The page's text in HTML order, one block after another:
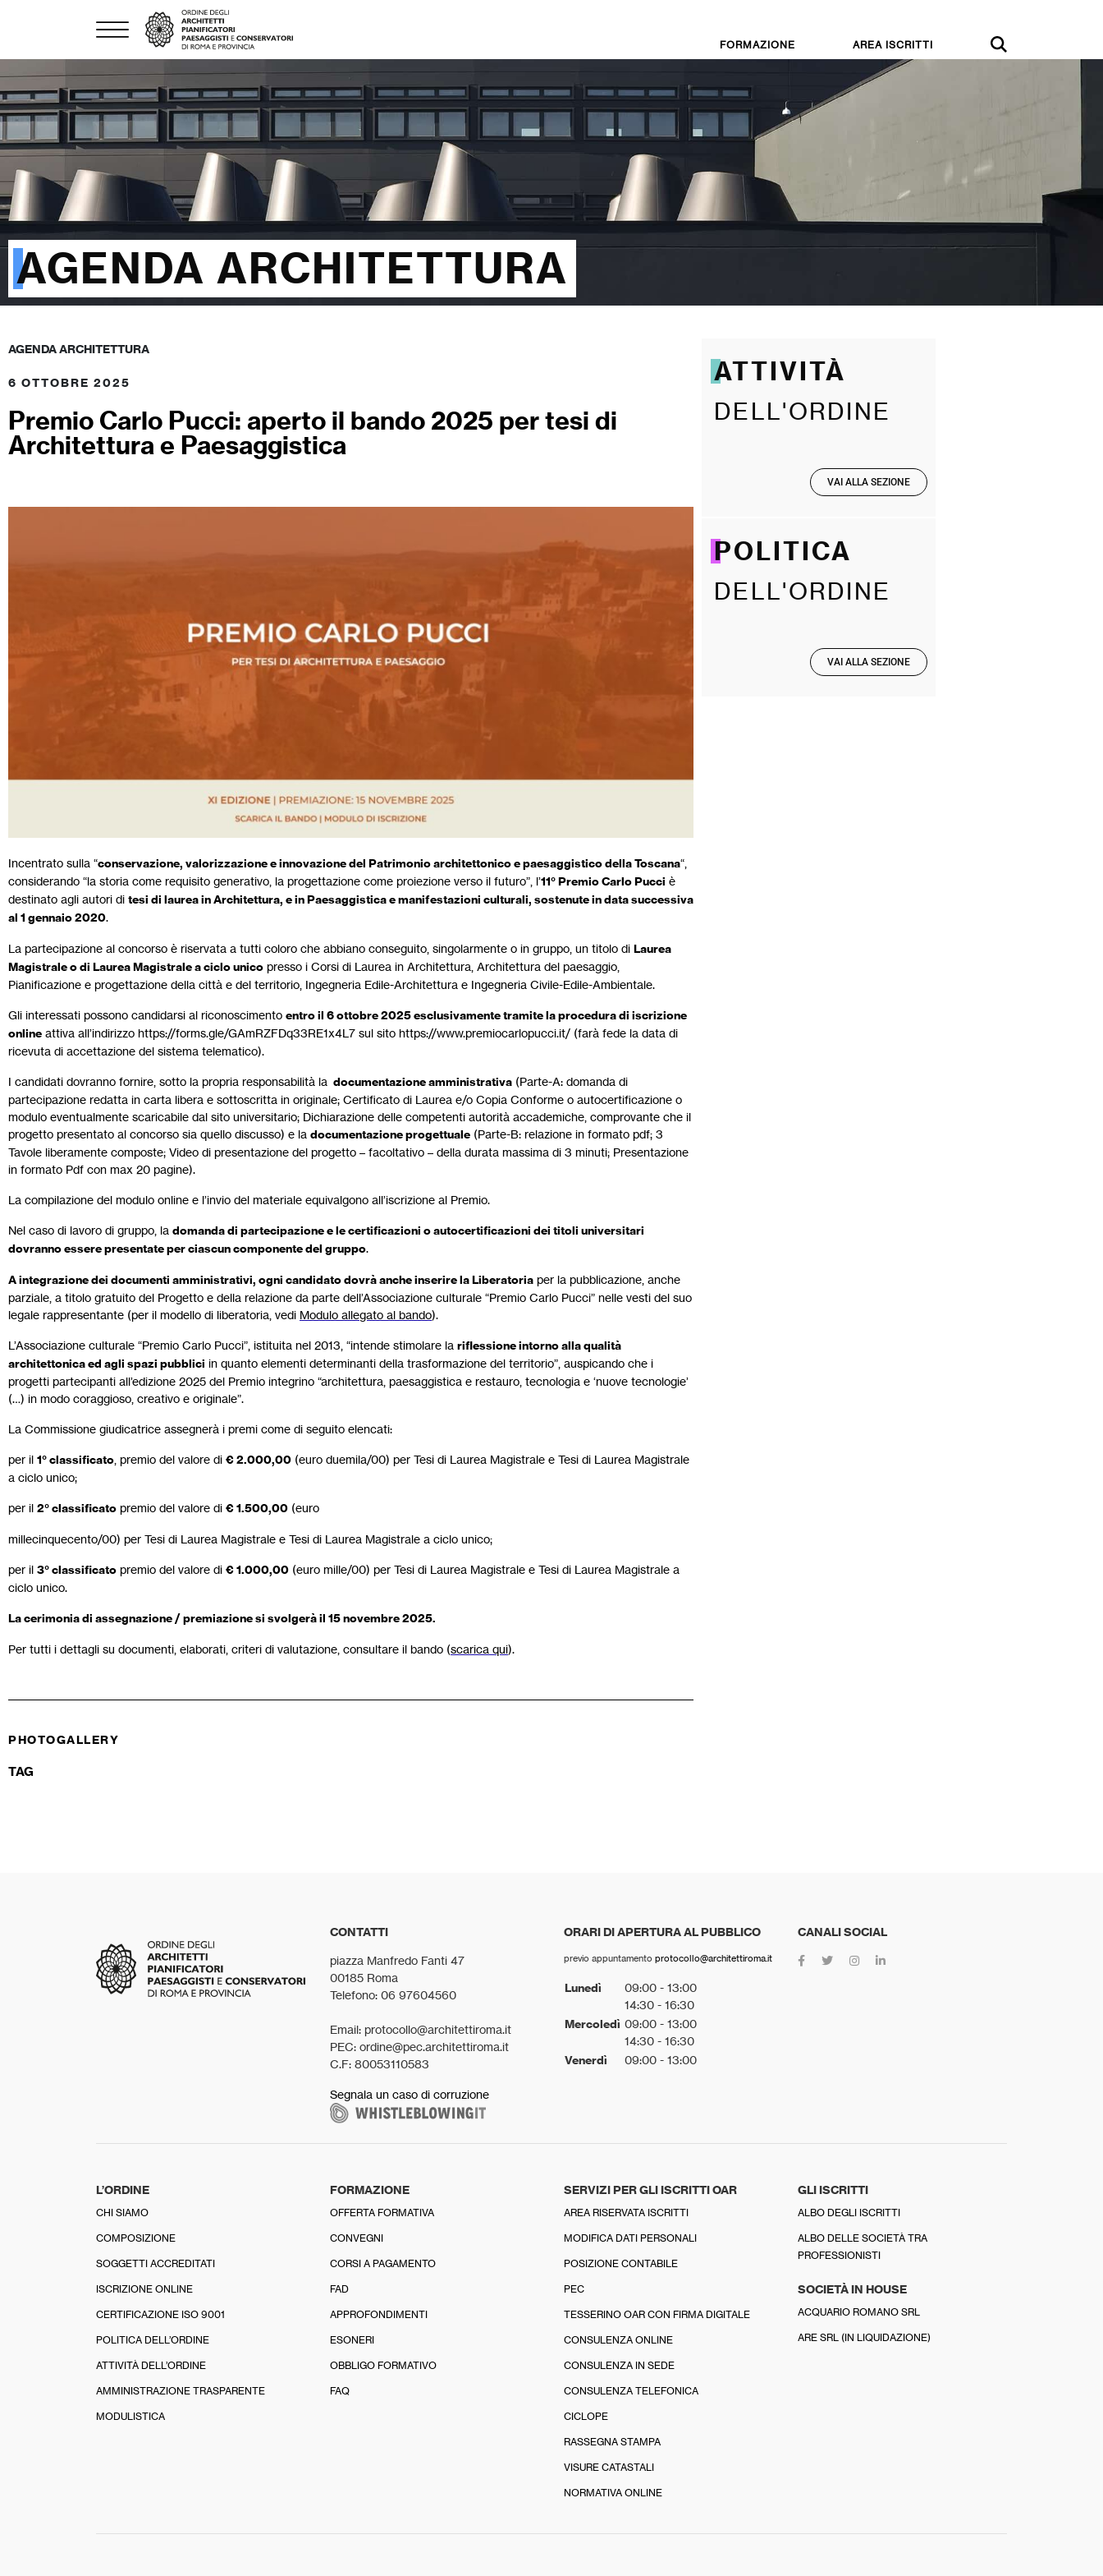
FORMAZIONE AREA ISCRITTI
AGENDA ARCHITETTURA
AGENDA ARCHITETTURA
6 OTTOBRE 2025
Premio Carlo Pucci: aperto il bando 2025 per tesi di
Architettura e Paesaggistica
Incentrato sulla “conservazione, valorizzazione e innovazione del Patrimonio architettonico e paesaggistico della Toscana“,
considerando “la storia come requisito generativo, la progettazione come proiezione verso il futuro”, l’11° Premio Carlo Pucci è
destinato agli autori di tesi di laurea in Architettura, e in Paesaggistica e manifestazioni culturali, sostenute in data successiva
al 1 gennaio 2020.
La partecipazione al concorso è riservata a tutti coloro che abbiano conseguito, singolarmente o in gruppo, un titolo di Laurea
Magistrale o di Laurea Magistrale a ciclo unico presso i Corsi di Laurea in Architettura, Architettura del paesaggio,
Pianificazione e progettazione della città e del territorio, Ingegneria Edile-Architettura e Ingegneria Civile-Edile-Ambientale.
Gli interessati possono candidarsi al riconoscimento entro il 6 ottobre 2025 esclusivamente tramite la procedura di iscrizione
online attiva all’indirizzo https://forms.gle/GAmRZFDq33RE1x4L7 sul sito https://www.premiocarlopucci.it/ (farà fede la data di
ricevuta di accettazione del sistema telematico).
I candidati dovranno fornire, sotto la propria responsabilità la documentazione amministrativa (Parte-A: domanda di
partecipazione redatta in carta libera e sottoscritta in originale; Certificato di Laurea e/o Copia Conforme o autocertificazione o
modulo eventualmente scaricabile dal sito universitario; Dichiarazione delle competenti autorità accademiche, comprovante che il
progetto presentato al concorso sia quello discusso) e la documentazione progettuale (Parte-B: relazione in formato pdf; 3
Tavole liberamente composte; Video di presentazione del progetto – facoltativo – della durata massima di 3 minuti; Presentazione
in formato Pdf con max 20 pagine).
La compilazione del modulo online e l’invio del materiale equivalgono all’iscrizione al Premio.
Nel caso di lavoro di gruppo, la domanda di partecipazione e le certificazioni o autocertificazioni dei titoli universitari
dovranno essere presentate per ciascun componente del gruppo.
A integrazione dei documenti amministrativi, ogni candidato dovrà anche inserire la Liberatoria per la pubblicazione, anche
parziale, a titolo gratuito del Progetto e della relazione da parte dell’Associazione culturale “Premio Carlo Pucci” nelle vesti del suo
legale rappresentante (per il modello di liberatoria, vedi Modulo allegato al bando).
L’Associazione culturale “Premio Carlo Pucci”, istituita nel 2013, “intende stimolare la riflessione intorno alla qualità
architettonica ed agli spazi pubblici in quanto elementi determinanti della trasformazione del territorio”, auspicando che i
progetti partecipanti all’edizione 2025 del Premio integrino “architettura, paesaggistica e restauro, tecnologia e ‘nuove tecnologie’
(…) in modo coraggioso, creativo e originale”.
La Commissione giudicatrice assegnerà i premi come di seguito elencati:
per il 1° classificato , premio del valore di € 2.000,00 (euro duemila/00) per Tesi di Laurea Magistrale e Tesi di Laurea Magistrale
a ciclo unico;
per il 2° classificato premio del valore di € 1.500,00 (euro
millecinquecento/00) per Tesi di Laurea Magistrale e Tesi di Laurea Magistrale a ciclo unico;
per il 3° classificato premio del valore di € 1.000,00 (euro mille/00) per Tesi di Laurea Magistrale e Tesi di Laurea Magistrale a
ciclo unico.
La cerimonia di assegnazione / premiazione si svolgerà il 15 novembre 2025.
Per tutti i dettagli su documenti, elaborati, criteri di valutazione, consultare il bando (scarica qui).
PHOTOGALLERY
TAG
ATTIVITÀ
DELL'ORDINE
VAI ALLA SEZIONE
POLITICA
DELL'ORDINE
VAI ALLA SEZIONE
CONTATTI
piazza Manfredo Fanti 47
00185 Roma
Telefono: 06 97604560
Email: protocollo@architettiroma.it
PEC: ordine@pec.architettiroma.it
C.F: 80053110583
Segnala un caso di corruzione
ORARI DI APERTURA AL PUBBLICO
previo appuntamento protocollo@architettiroma.it
Lunedì
09:00 - 13:00
14:30 - 16:30
Mercoledì 09:00 - 13:00
14:30 - 16:30
Venerdì 09:00 - 13:00
CANALI SOCIAL
L’ORDINE
CHI SIAMO
COMPOSIZIONE
SOGGETTI ACCREDITATI
ISCRIZIONE ONLINE
CERTIFICAZIONE ISO 9001
POLITICA DELL’ORDINE
ATTIVITÀ DELL’ORDINE
AMMINISTRAZIONE TRASPARENTE
MODULISTICA
FORMAZIONE
OFFERTA FORMATIVA
CONVEGNI
CORSI A PAGAMENTO
FAD
APPROFONDIMENTI
ESONERI
OBBLIGO FORMATIVO
FAQ
SERVIZI PER GLI ISCRITTI OAR
AREA RISERVATA ISCRITTI
MODIFICA DATI PERSONALI
POSIZIONE CONTABILE
PEC
TESSERINO OAR CON FIRMA DIGITALE
CONSULENZA ONLINE
CONSULENZA IN SEDE
CONSULENZA TELEFONICA
CICLOPE
RASSEGNA STAMPA
VISURE CATASTALI
NORMATIVA ONLINE
GLI ISCRITTI
ALBO DEGLI ISCRITTI
ALBO DELLE SOCIETÀ TRA
PROFESSIONISTI
SOCIETÀ IN HOUSE
ACQUARIO ROMANO SRL
ARE SRL (IN LIQUIDAZIONE)